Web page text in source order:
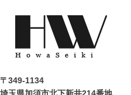
〒349-1134